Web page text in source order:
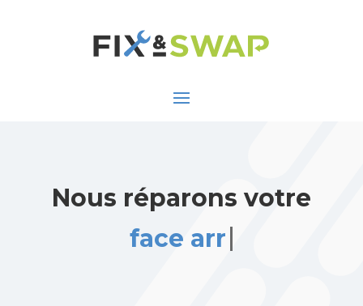
Nous réparons votre
face arrière